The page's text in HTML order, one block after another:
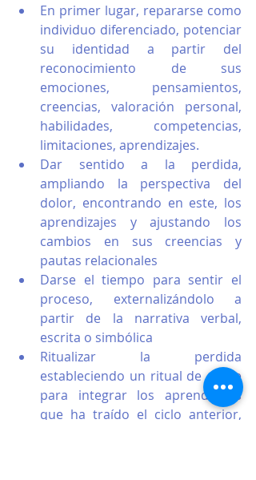
En primer lugar, repararse como
individuo diferenciado, potenciar
su identidad a partir del
reconocimiento de sus
emociones, pensamientos,
creencias, valoración personal,
habilidades, competencias,
limitaciones, aprendizajes.
Dar sentido a la perdida,
ampliando la perspectiva del
dolor, encontrando en este, los
aprendizajes y ajustando los
cambios en sus creencias y
pautas relacionales
Darse el tiempo para sentir el
proceso, externalizándolo a
partir de la narrativa verbal,
escrita o simbólica
Ritualizar la perdida
estableciendo un ritual de cierre
para integrar los aprendizajes
que ha traído el ciclo anterior,